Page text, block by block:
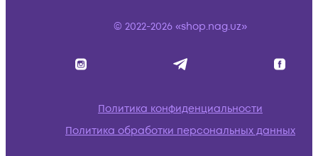
© 2022-2026 «shop.nag.uz»
Политика конфиденциальности
Политика обработки персональных данных